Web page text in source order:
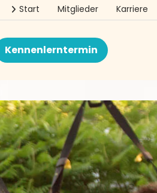
Start Mitglieder Karriere
Kennenlerntermin